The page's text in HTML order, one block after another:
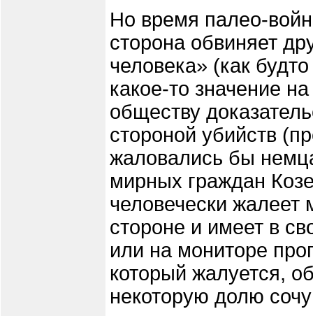
Но время палео-
сторона обвиняет
человека» (как
какое-то значение
обществу
стороной убийств
жаловались бы
мирных граждан
человечески жалеет
стороне и имеет в
или на мониторе
который жалуется,
некоторую долю